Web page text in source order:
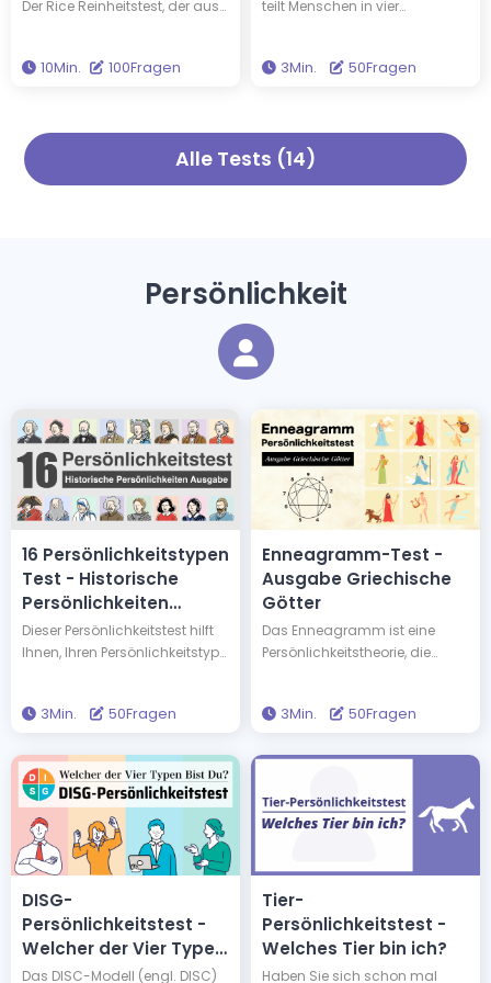
Der Rice Reinheitstest, der aus
Jahren stammt, umfasst 100
Indem Sie diesen Test
durchführen, werden Sie Ihre
wahre Reinheit entdecken und
10Min. 100Fragen
teilt Menschen in vier
Stabilität (S) und
können Sie herausfinden, zu
welchem Typ Sie gehören.
3Min. 50Fragen
Alle Tests (14)
Persönlichkeit
16 Persönlichkeitstypen
Test - Historische
Persönlichkeiten
Ausgabe
Dieser Persönlichkeitstest hilft
Ihnen, Ihren Persönlichkeitstyp
berühmten Menschen Sie den
könnten denselben
Persönlichkeitstyp haben wie
Edison und Einstein! Machen
Sie diesen Test, um neue
Erkenntnisse über sich selbst
und Ihre Persönlichkeit zu
gewinnen.
3Min. 50Fragen
Enneagramm-Test -
Ausgabe Griechische
Götter
Das Enneagramm ist eine
Persönlichkeitstheorie, die
machen, erfahren Sie Ihren
welcher griechische Gott
hat wie Sie. Der Test bietet
Ihnen Einsichten, um Ihr Leben
3Min. 50Fragen
DISG-
Persönlichkeitstest -
Welcher der Vier Typen
Bist Du?
Das DISC-Modell (engl. DISC)
Tier-
Persönlichkeitstest -
Welches Tier bin ich?
Haben Sie sich schon mal